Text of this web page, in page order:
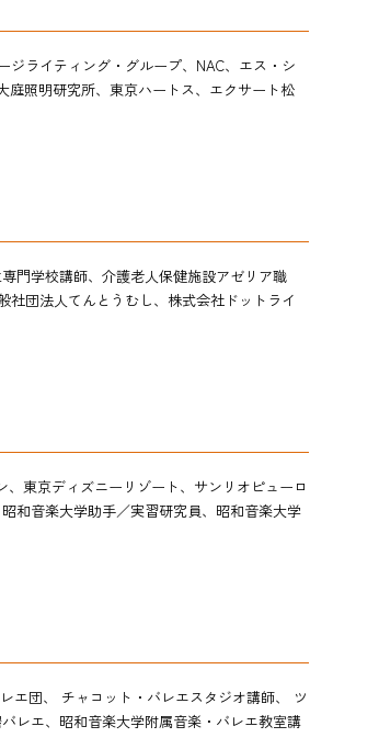
ジライティング・グループ、 NAC、 エス・シ
庭照明研究所、東京ハートス、エクサート松
門学校講師、介護老人保健施設アゼリア職
団法人てんとうむし、株式会社ドットライ
東京ディズニーリゾート、サンリオピューロ
昭和音楽大学助手／実習研究員、昭和音楽大学
エ団、 チャコット・バレエスタジオ講師、 ツ
レエ、昭和音楽大学附属音楽・バレエ教室講